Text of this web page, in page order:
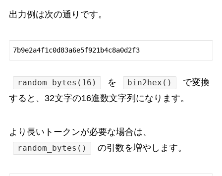
出力例は次の通りです。
7b9e2a4f1c0d83a6e5f921b4c8a0d2f3
random_bytes(16) を bin2hex()
で変換
すると、32文字の16進数文字列になります。
より長いトークンが必要な場合は、
random_bytes() の引数を増やします。